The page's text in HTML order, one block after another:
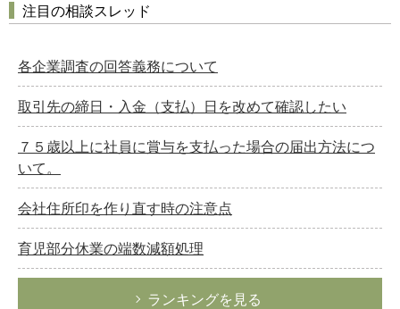
注目の相談スレッド
各企業調査の回答義務について
取引先の締日・入金（支払）日を改めて確認したい
７５歳以上に社員に賞与を支払った場合の届出方法につ
いて。
会社住所印を作り直す時の注意点
育児部分休業の端数減額処理
ランキングを見る